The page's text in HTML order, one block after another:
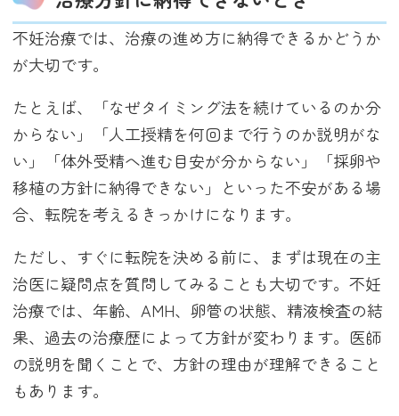
不妊治療では、治療の進め方に納得できるかどうか
が大切です。
たとえば、「なぜタイミング法を続けているのか分
からない」「人工授精を何回まで行うのか説明がな
い」「体外受精へ進む目安が分からない」「採卵や
移植の方針に納得できない」といった不安がある場
合、転院を考えるきっかけになります。
ただし、すぐに転院を決める前に、まずは現在の主
治医に疑問点を質問してみることも大切です。不妊
治療では、年齢、AMH、卵管の状態、精液検査の結
果、過去の治療歴によって方針が変わります。医師
の説明を聞くことで、方針の理由が理解できること
もあります。